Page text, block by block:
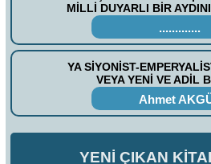
MİLLİ DUYARLI BİR
.............
YA SİYONİST-
VEYA YENİ VE ADİL
Ahmet
YENİ ÇIKAN